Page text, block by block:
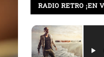
RADIO RETRO ¡EN